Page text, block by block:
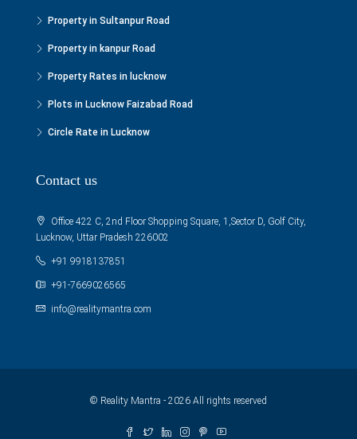
Property in Sultanpur Road
Property in kanpur Road
Property Rates in lucknow
Plots in Lucknow Faizabad Road
Circle Rate in Lucknow
Contact us
Office 422 C, 2nd Floor Shopping Square, 1,Sector D, Golf City,
Lucknow, Uttar Pradesh 226002
+91 9918137851
+91-7669026565
info@realitymantra.com
© Reality Mantra - 2026 All rights reserved